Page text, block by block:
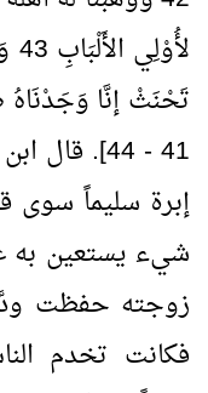
لأُوْلِي الأَلْبَابِ 43
تَحْنَثْ إنَّا
41
-
44]. قال
إبرة سليماً سوى
شيء يستعين به
زوجته حفظت ودَّه
فكانت تخدم